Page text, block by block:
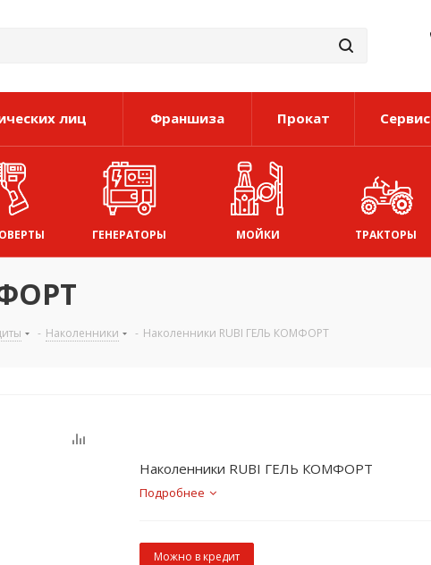
лиц Франшиза Прокат Сервис
ГЕНЕРАТОРЫ МОЙКИ ТРАКТОРЫ
- Наколенники - Наколенники RUBI ГЕЛЬ КОМФОРТ
Наколенники RUBI ГЕЛЬ КОМФОРТ
Подробнее
Можно в кредит